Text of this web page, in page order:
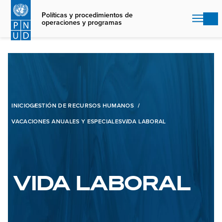
Skip
main
content
Políticas y procedimientos de
operaciones y programas
INICIOGESTIÓN DE RECURSOS HUMANOS
VACACIONES ANUALES Y ESPECIALESVIDA LABORAL
VIDA LABORAL